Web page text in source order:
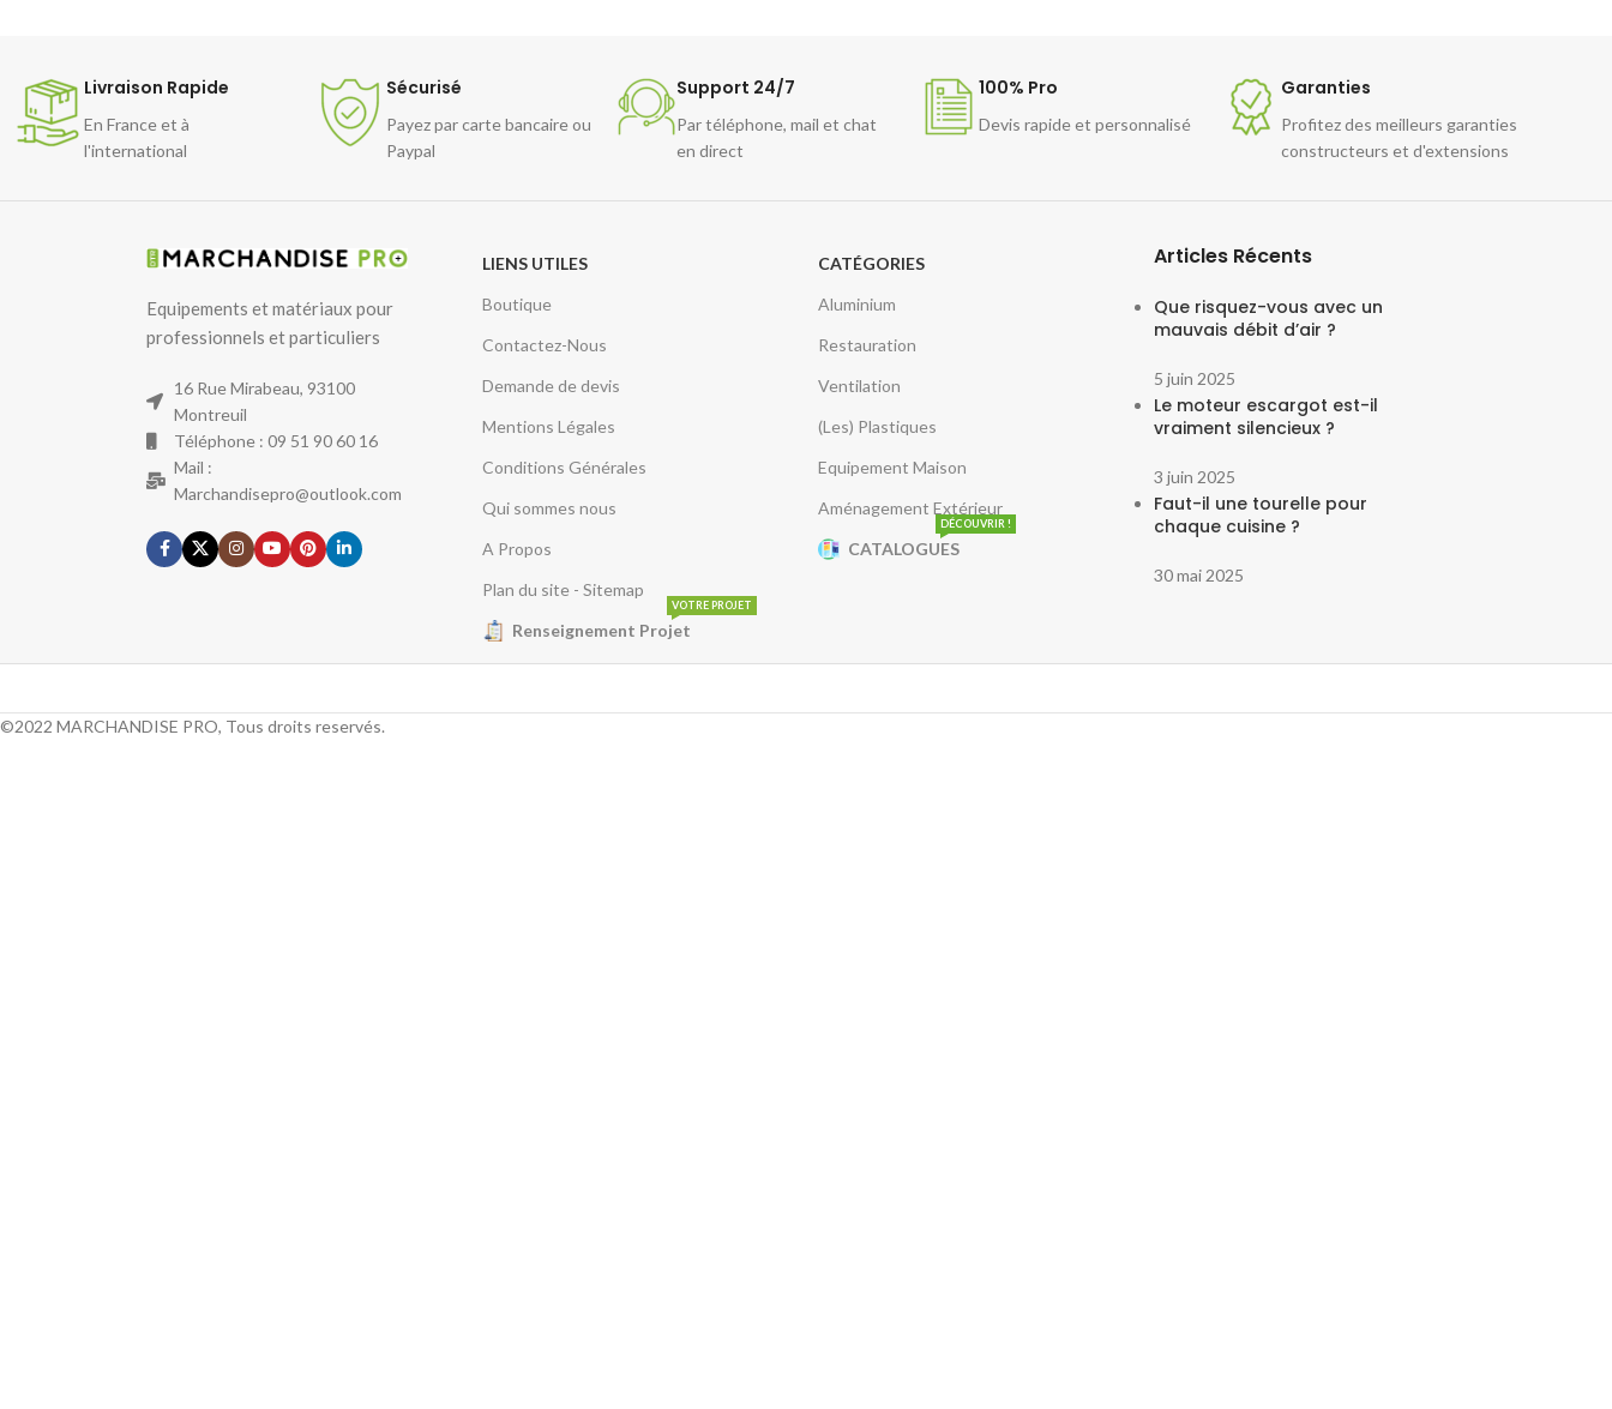
Livraison Rapide
En France et à
l'international
Sécurisé
Payez par carte bancaire ou
Paypal
Support 24/7
Par téléphone, mail et chat
en direct
100% Pro
Devis rapide et personnalisé
Garanties
Profitez des meilleurs garanties
constructeurs et d'extensions
Equipements et matériaux pour
professionnels et particuliers
16 Rue Mirabeau, 93100
Montreuil
Téléphone : 09 51 90 60 16
Mail :
Marchandisepro@outlook.com
LIENS UTILES
Boutique
Contactez-Nous
Demande de devis
Mentions Légales
Conditions Générales
Qui sommes nous
A Propos
Plan du site - Sitemap
Renseignement Projet
VOTRE PROJET
CATÉGORIES
Aluminium
Restauration
Ventilation
(Les) Plastiques
Equipement Maison
Aménagement Extérieur
CATALOGUES
DÉCOUVRIR !
Articles Récents
Que risquez-vous avec un
mauvais débit d’air ?
5 juin 2025
Le moteur escargot est-il
vraiment silencieux ?
3 juin 2025
Faut-il une tourelle pour
chaque cuisine ?
30 mai 2025
©2022 MARCHANDISE PRO, Tous droits reservés.